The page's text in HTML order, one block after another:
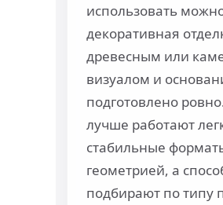
использовать
декоративная
древесным или
визуалом и
подготовлено
лучше работают
стабильные
геометрией, а
подбирают по типу